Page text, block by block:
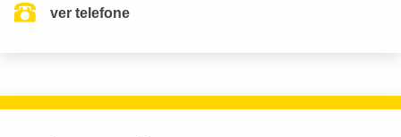
ver telefone